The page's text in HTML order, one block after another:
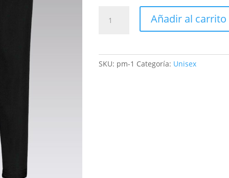
Makani
Añadir al carrito
SKU: pm-1 Categoría: Unisex